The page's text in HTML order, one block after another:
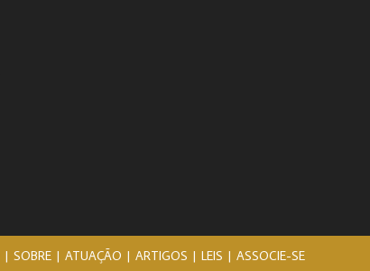
SOBRE ATUAÇÃO ARTIGOS LEIS ASSOCIE-SE